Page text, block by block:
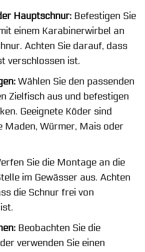
Hauptschnur:Befestigen Sie
einem Karabinerwirbel an
Achten Sie darauf, dass
verschlossen ist.
Wählen Sie den passenden
Zielfisch aus und befestigen
Geeignete Köder sind
Maden, Würmer, Mais oder
Sie die Montage an die
im Gewässer aus. Achten
die Schnur frei von
Beobachten Sie die
verwenden Sie einen